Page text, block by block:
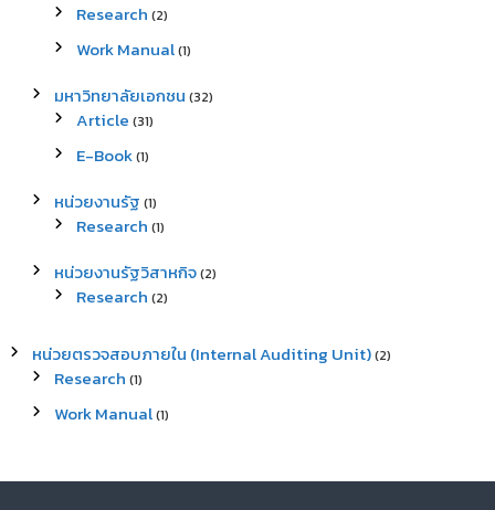
Research (2)
Work Manual(1)
มหาวิทยาลัยเอกชน (32)
Article (31)
E-Book(1)
หน่วยงานรัฐ (1)
Research (1)
หน่วยงานรัฐวิสาหกิจ(2)
Research (2)
หน่วยตรวจสอบภายใน (Internal Auditing Unit)(2)
Research (1)
Work Manual(1)